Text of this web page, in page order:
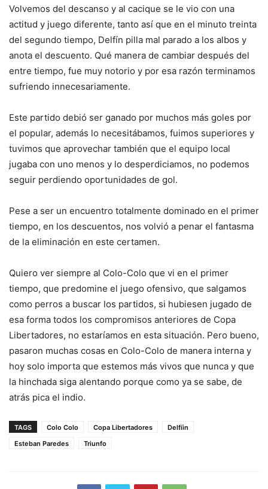
Volvemos del descanso y al cacique se le vio con una
actitud y juego diferente, tanto así que en el minuto treinta
del segundo tiempo, Delfín pilla mal parado a los albos y
anota el descuento. Qué manera de cambiar después del
entre tiempo, fue muy notorio y por esa razón terminamos
sufriendo innecesariamente.
Este partido debió ser ganado por muchos más goles por
el popular, además lo necesitábamos, fuimos superiores y
tuvimos que aprovechar también que el equipo local
jugaba con uno menos y lo desperdiciamos, no podemos
seguir perdiendo oportunidades de gol.
Pese a ser un encuentro totalmente dominado en el primer
tiempo, en los descuentos, nos volvió a penar el fantasma
de la eliminación en este certamen.
Quiero ver siempre al Colo-Colo que vi en el primer
tiempo, que predomine el juego ofensivo, que salgamos
como perros a buscar los partidos, si hubiesen jugado de
esa forma todos los compromisos anteriores de Copa
Libertadores, no estaríamos en esta situación. Pero bueno,
pasaron muchas cosas en Colo-Colo de manera interna y
hoy solo importa que estemos más vivos que nunca y que
la hinchada siga alentando porque como ya se sabe, de
atrás pica el indio.
TAGS Colo Colo Copa Libertadores
Delfíin
Esteban Paredes
Triunfo